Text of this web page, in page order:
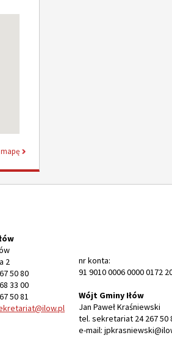
2
50 80
33 00
50 81
nr konta:
91 9010 0006 0000 0172
Wójt Gminy Iłów
Jan Paweł Kraśniewski
tel. sekretariat 24 267 50
e-mail: